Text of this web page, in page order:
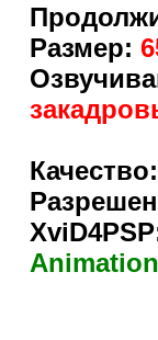
Размер:
Качество: